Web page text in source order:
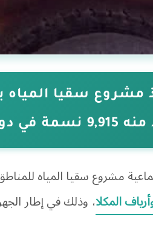
مشروع سقيا
وأرياف المكلا
مشروع سقيا المياه
المكلا، وذلك في إطار